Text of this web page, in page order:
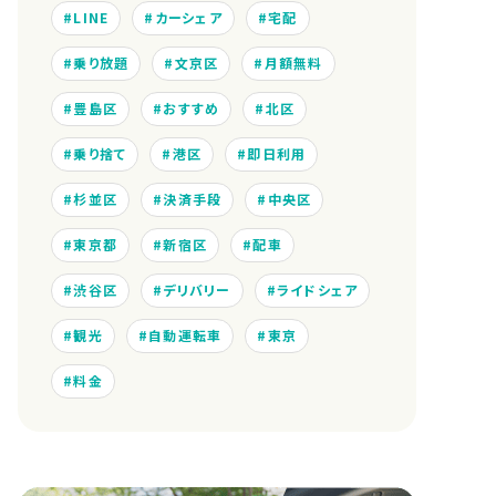
LINE カーシェア 宅配
乗り放題 文京区 月額無料
豊島区 おすすめ 北区
乗り捨て 港区 即日利用
杉並区 決済手段 中央区
東京都 新宿区 配車
渋谷区 デリバリー ライドシェア
観光 自動運転車 東京
料金